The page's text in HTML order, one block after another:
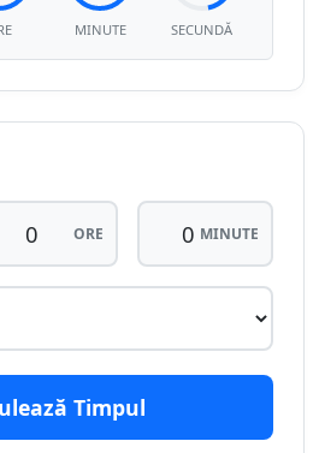
MINUTE SECUNDĂ
ORE MINUTE
Timpul